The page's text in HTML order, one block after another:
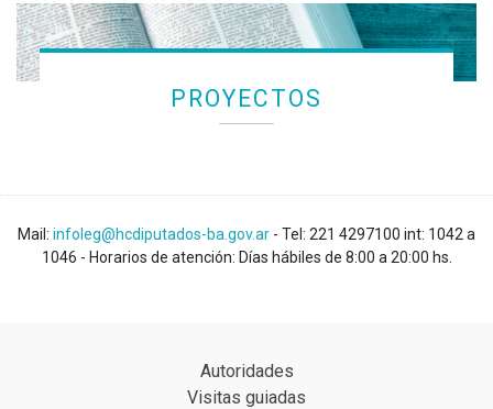
PROYECTOS
Mail: infoleg@hcdiputados-ba.gov.ar - Tel: 221 4297100 int: 1042 a
1046 - Horarios de atención: Días hábiles de 8:00 a 20:00 hs.
Autoridades
Visitas guiadas